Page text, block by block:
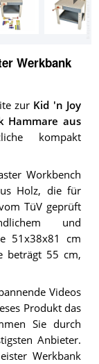
Werkbank
zur Kid 'n Joy
Hammare aus
kompakt
Workbench
Holz, die für
TüV geprüft
und
51x38x81 cm
beträgt 55 cm,
Videos
Produkt das
Sie durch
Anbieter.
Werkbank